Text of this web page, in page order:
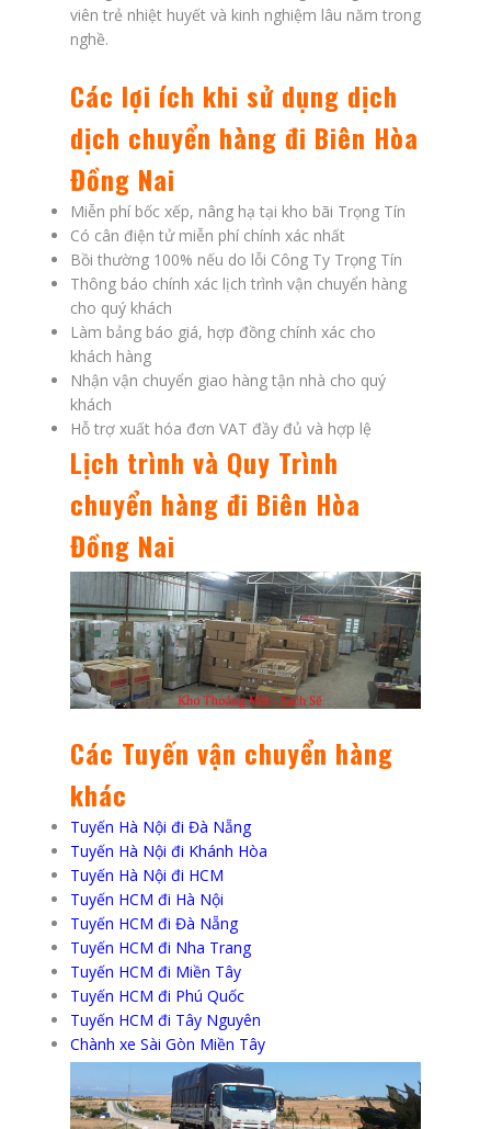
viên trẻ nhiệt huyết và kinh nghiệm lâu năm trong
nghề.
Các lợi ích khi sử dụng dịch
dịch chuyển hàng đi Biên Hòa
Đồng Nai
Miễn phí bốc xếp, nâng hạ tại kho bãi Trọng Tín
Có cân điện tử miễn phí chính xác nhất
Bồi thường 100% nếu do lỗi Công Ty Trọng Tín
Thông báo chính xác lịch trình vận chuyển hàng
cho quý khách
Làm bảng báo giá, hợp đồng chính xác cho
khách hàng
Nhận vận chuyển giao hàng tận nhà cho quý
khách
Hỗ trợ xuất hóa đơn VAT đầy đủ và hợp lệ
Lịch trình và Quy Trình
chuyển hàng đi Biên Hòa
Đồng Nai
Các Tuyến vận chuyển hàng
khác
Tuyến Hà Nội đi Đà Nẵng
Tuyến Hà Nội đi Khánh Hòa
Tuyến Hà Nội đi HCM
Tuyến HCM đi Hà Nội
Tuyến HCM đi Đà Nẵng
Tuyến HCM đi Nha Trang
Tuyến HCM đi Miền Tây
Tuyến HCM đi Phú Quốc
Tuyến HCM đi Tây Nguyên
Chành xe Sài Gòn Miền Tây